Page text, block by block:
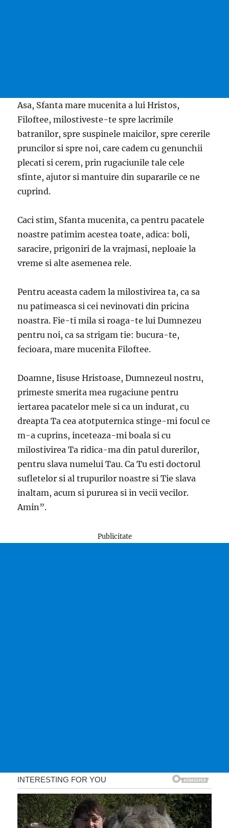
Asa, Sfanta mare mucenita a lui Hristos,
Filoftee, milostiveste-te spre lacrimile
batranilor, spre suspinele maicilor, spre cererile
pruncilor si spre noi, care cadem cu genunchii
plecati si cerem, prin rugaciunile tale cele
sfinte, ajutor si mantuire din supararile ce ne
cuprind.
Caci stim, Sfanta mucenita, ca pentru pacatele
noastre patimim acestea toate, adica: boli,
saracire, prigoniri de la vrajmasi, neploaie la
vreme si alte asemenea rele.
Pentru aceasta cadem la milostivirea ta, ca sa
nu patimeasca si cei nevinovati din pricina
noastra. Fie-ti mila si roaga-te lui Dumnezeu
pentru noi, ca sa strigam tie: bucura-te,
fecioara, mare mucenita Filoftee.
Doamne, Iisuse Hristoase, Dumnezeul nostru,
primeste smerita mea rugaciune pentru
iertarea pacatelor mele si ca un indurat, cu
dreapta Ta cea atotputernica stinge-mi focul ce
m-a cuprins, inceteaza-mi boala si cu
milostivirea Ta ridica-ma din patul durerilor,
pentru slava numelui Tau. Ca Tu esti doctorul
sufletelor si al trupurilor noastre si Tie slava
inaltam, acum si pururea si in vecii vecilor.
Amin”.
Publicitate